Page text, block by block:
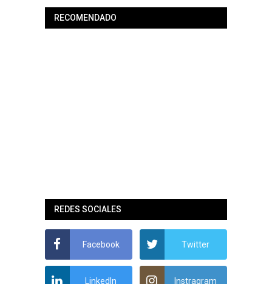
RECOMENDADO
REDES SOCIALES
Facebook Twitter
LinkedIn Instragram